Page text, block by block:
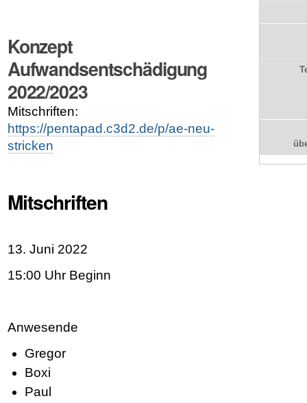
Konzept
Aufwandsentschädigung
2022/2023
Mitschriften:
https://pentapad.c3d2.de/p/ae-neu-
stricken
Mitschriften
13. Juni 2022
15:00 Uhr Beginn
Anwesende
Gregor
Boxi
Paul